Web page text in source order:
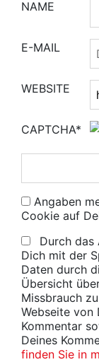
NAME
E-MAIL
WEBSITE
CAPTCHA*
Angaben
Cookie auf
Durch das
Dich mit der
Daten durch
Übersicht
Missbrauch
Webseite von
Kommentar
Deines
finden Sie in